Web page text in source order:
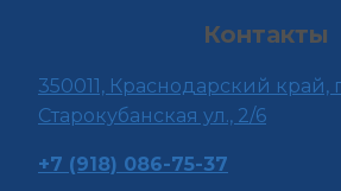
Контакты
350011, Краснодарский край,
Старокубанская ул., 2/6
+7 (918) 086-75-37